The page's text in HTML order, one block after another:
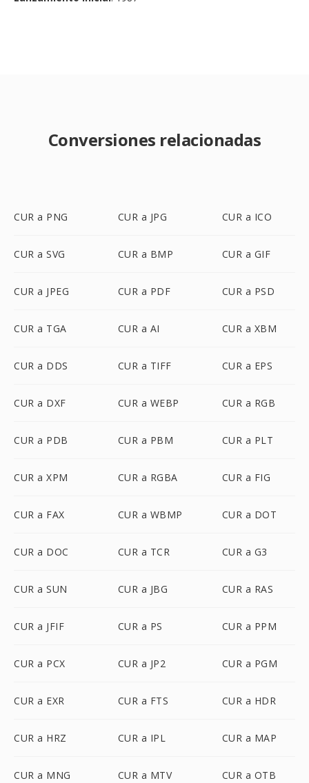
Conversiones relacionadas
CUR a PNG CUR a JPG CUR a ICO
CUR a SVG CUR a BMP CUR a GIF
CUR a JPEG CUR a PDF CUR a PSD
CUR a TGA CUR a AI CUR a XBM
CUR a DDS CUR a TIFF CUR a EPS
CUR a DXF CUR a WEBP CUR a RGB
CUR a PDB CUR a PBM CUR a PLT
CUR a XPM CUR a RGBA CUR a FIG
CUR a FAX CUR a WBMP CUR a DOT
CUR a DOC CUR a TCR CUR a G3
CUR a SUN CUR a JBG CUR a RAS
CUR a JFIF CUR a PS CUR a PPM
CUR a PCX CUR a JP2 CUR a PGM
CUR a EXR CUR a FTS CUR a HDR
CUR a HRZ CUR a IPL CUR a MAP
CUR a MNG CUR a MTV CUR a OTB